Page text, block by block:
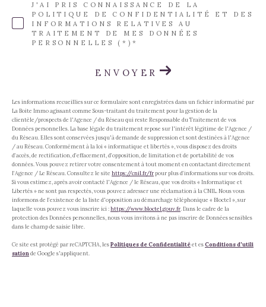
J'AI PRIS CONNAISSANCE DE LA
POLITIQUE DE CONFIDENTIALITÉ ET DES
INFORMATIONS RELATIVES AU
TRAITEMENT DE MES DONNÉES
PERSONNELLES (*)*
ENVOYER
Les informations recueillies sur ce formulaire sont enregistrées dans un fichier informatisé par
La Boite Immo agissant comme Sous-traitant du traitement pour la gestion de la
clientèle/prospects de l'Agence / du Réseau qui reste Responsable du Traitement de vos
Données personnelles. La base légale du traitement repose sur l'intérêt légitime de l'Agence /
du Réseau. Elles sont conservées jusqu'à demande de suppression et sont destinées à l'Agence
/ au Réseau. Conformément à la loi « informatique et libertés », vous disposez des droits
d’accès, de rectification, d’effacement, d’opposition, de limitation et de portabilité de vos
données. Vous pouvez retirer votre consentement à tout moment en contactant directement
l’Agence / Le Réseau. Consultez le site https://cnil.fr/frpour plus d’informations sur vos droits.
Si vous estimez, après avoir contacté l'Agence / le Réseau, que vos droits « Informatique et
Libertés » ne sont pas respectés, vous pouvez adresser une réclamation à la CNIL. Nous vous
informons de l’existence de la liste d'opposition au démarchage téléphonique « Bloctel », sur
laquelle vous pouvez vous inscrire ici :https://www.bloctel.gouv.fr . Dans le cadre de la
protection des Données personnelles, nous vous invitons à ne pas inscrire de Données sensibles
dans le champ de saisie libre.
Ce site est protégé par reCAPTCHA, lesPolitiques de Confidentialitéet esConditions d'utili
sation de Google s'appliquent.